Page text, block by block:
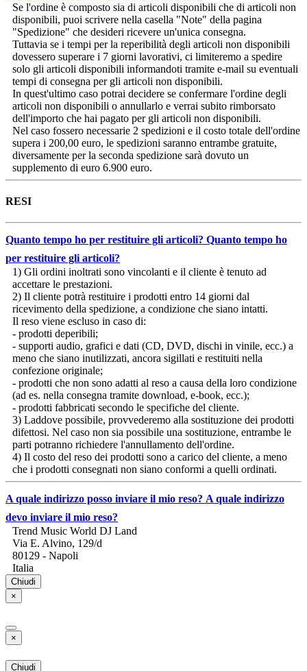
Se l'ordine è composto sia di articoli disponibili che di articoli non
disponibili, puoi scrivere nella casella "Note" della pagina
"Spedizione" che desideri ricevere un'unica consegna.
Tuttavia se i tempi per la reperibilità degli articoli non disponibili
dovessero superare i 7 giorni lavorativi, ci limiteremo a spedire
solo gli articoli disponibili informandoti tramite e-mail su eventuali
tempi di consegna per gli articoli non disponibili.
In quest'ultimo caso potrai decidere se confermare l'ordine degli
articoli non disponibili o annullarlo e verrai subito rimborsato
dell'importo che hai pagato per gli articoli non disponibili.
Nel caso fossero necessarie 2 spedizioni e il costo totale dell'ordine
supera i 200,00 euro, le spedizioni saranno entrambe gratuite,
diversamente per la seconda spedizione sarà dovuto un
supplemento di euro 6.900 euro.
RESI
Quanto tempo ho per restituire gli articoli? Quanto tempo ho
per restituire gli articoli?
1) Gli ordini inoltrati sono vincolanti e il cliente è tenuto ad
accettare le prestazioni.
2) Il cliente potrà restituire i prodotti entro 14 giorni dal
ricevimento della spedizione, a condizione che siano intatti.
Il reso viene escluso in caso di:
- prodotti deperibili;
- supporti audio, grafici e dati (CD, DVD, dischi in vinile, ecc.) a
meno che siano inutilizzati, ancora sigillati e restituiti nella
confezione originale;
- prodotti che non sono adatti al reso a causa della loro condizione
(ad es. nella consegna tramite download, e-book, ecc.);
- prodotti fabbricati secondo le specifiche del cliente.
3) Laddove possibile, provvederemo alla sostituzione dei prodotti
difettosi. Nel caso non sia possibile una sostituzione, entrambe le
parti potranno richiedere l'annullamento dell'ordine.
4) Il costo del reso dei prodotti sono a carico del cliente, a meno
che i prodotti consegnati non siano conformi a quelli ordinati.
A quale indirizzo posso inviare il mio reso? A quale indirizzo
devo inviare il mio reso?
Trend Music World DJ Land
Via E. Alvino, 129/d
80129 - Napoli
Italia
Chiudi
×
×
Chiudi